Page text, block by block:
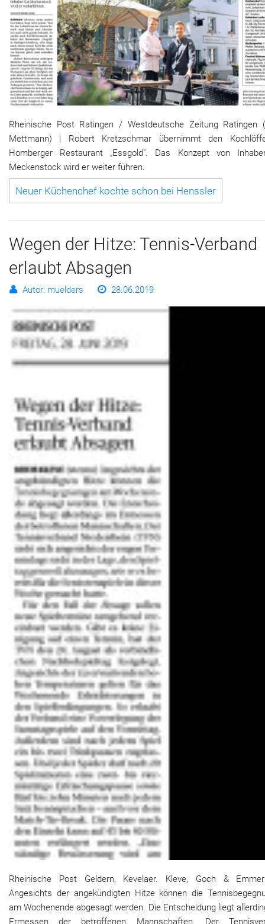
Rheinische Post Ratingen / Westdeutsche Zeitung Ratingen
Mettmann) | Robert Kretzschmar übernimmt den
Homberger Restaurant „Essgold". Das Konzept von
Meckenstock wird er weiter führen.
Neuer Küchenchef kochte schon bei Henssler
Wegen der Hitze: Tennis-Verband
erlaubt Absagen
Autor: muelders 28.06.2019
Rheinische Post Geldern, Kevelaer. Kleve, Goch &
Angesichts der angekündigten Hitze können die
am Wochenende abgesagt werden. Die Entscheidung liegt
Ermessen der betroffenen Mannschaften. Der